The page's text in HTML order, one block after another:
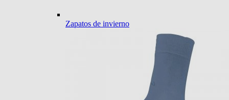
Zapatos de invierno